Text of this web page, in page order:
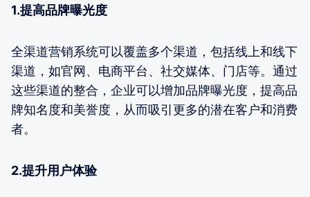
1.提高品牌曝光度
全渠道营销系统可以覆盖多个渠道，包括线上和线下
渠道，如官网、电商平台、社交媒体、门店等。通过
这些渠道的整合，企业可以增加品牌曝光度，提高品
牌知名度和美誉度，从而吸引更多的潜在客户和消费
者。
2.提升用户体验